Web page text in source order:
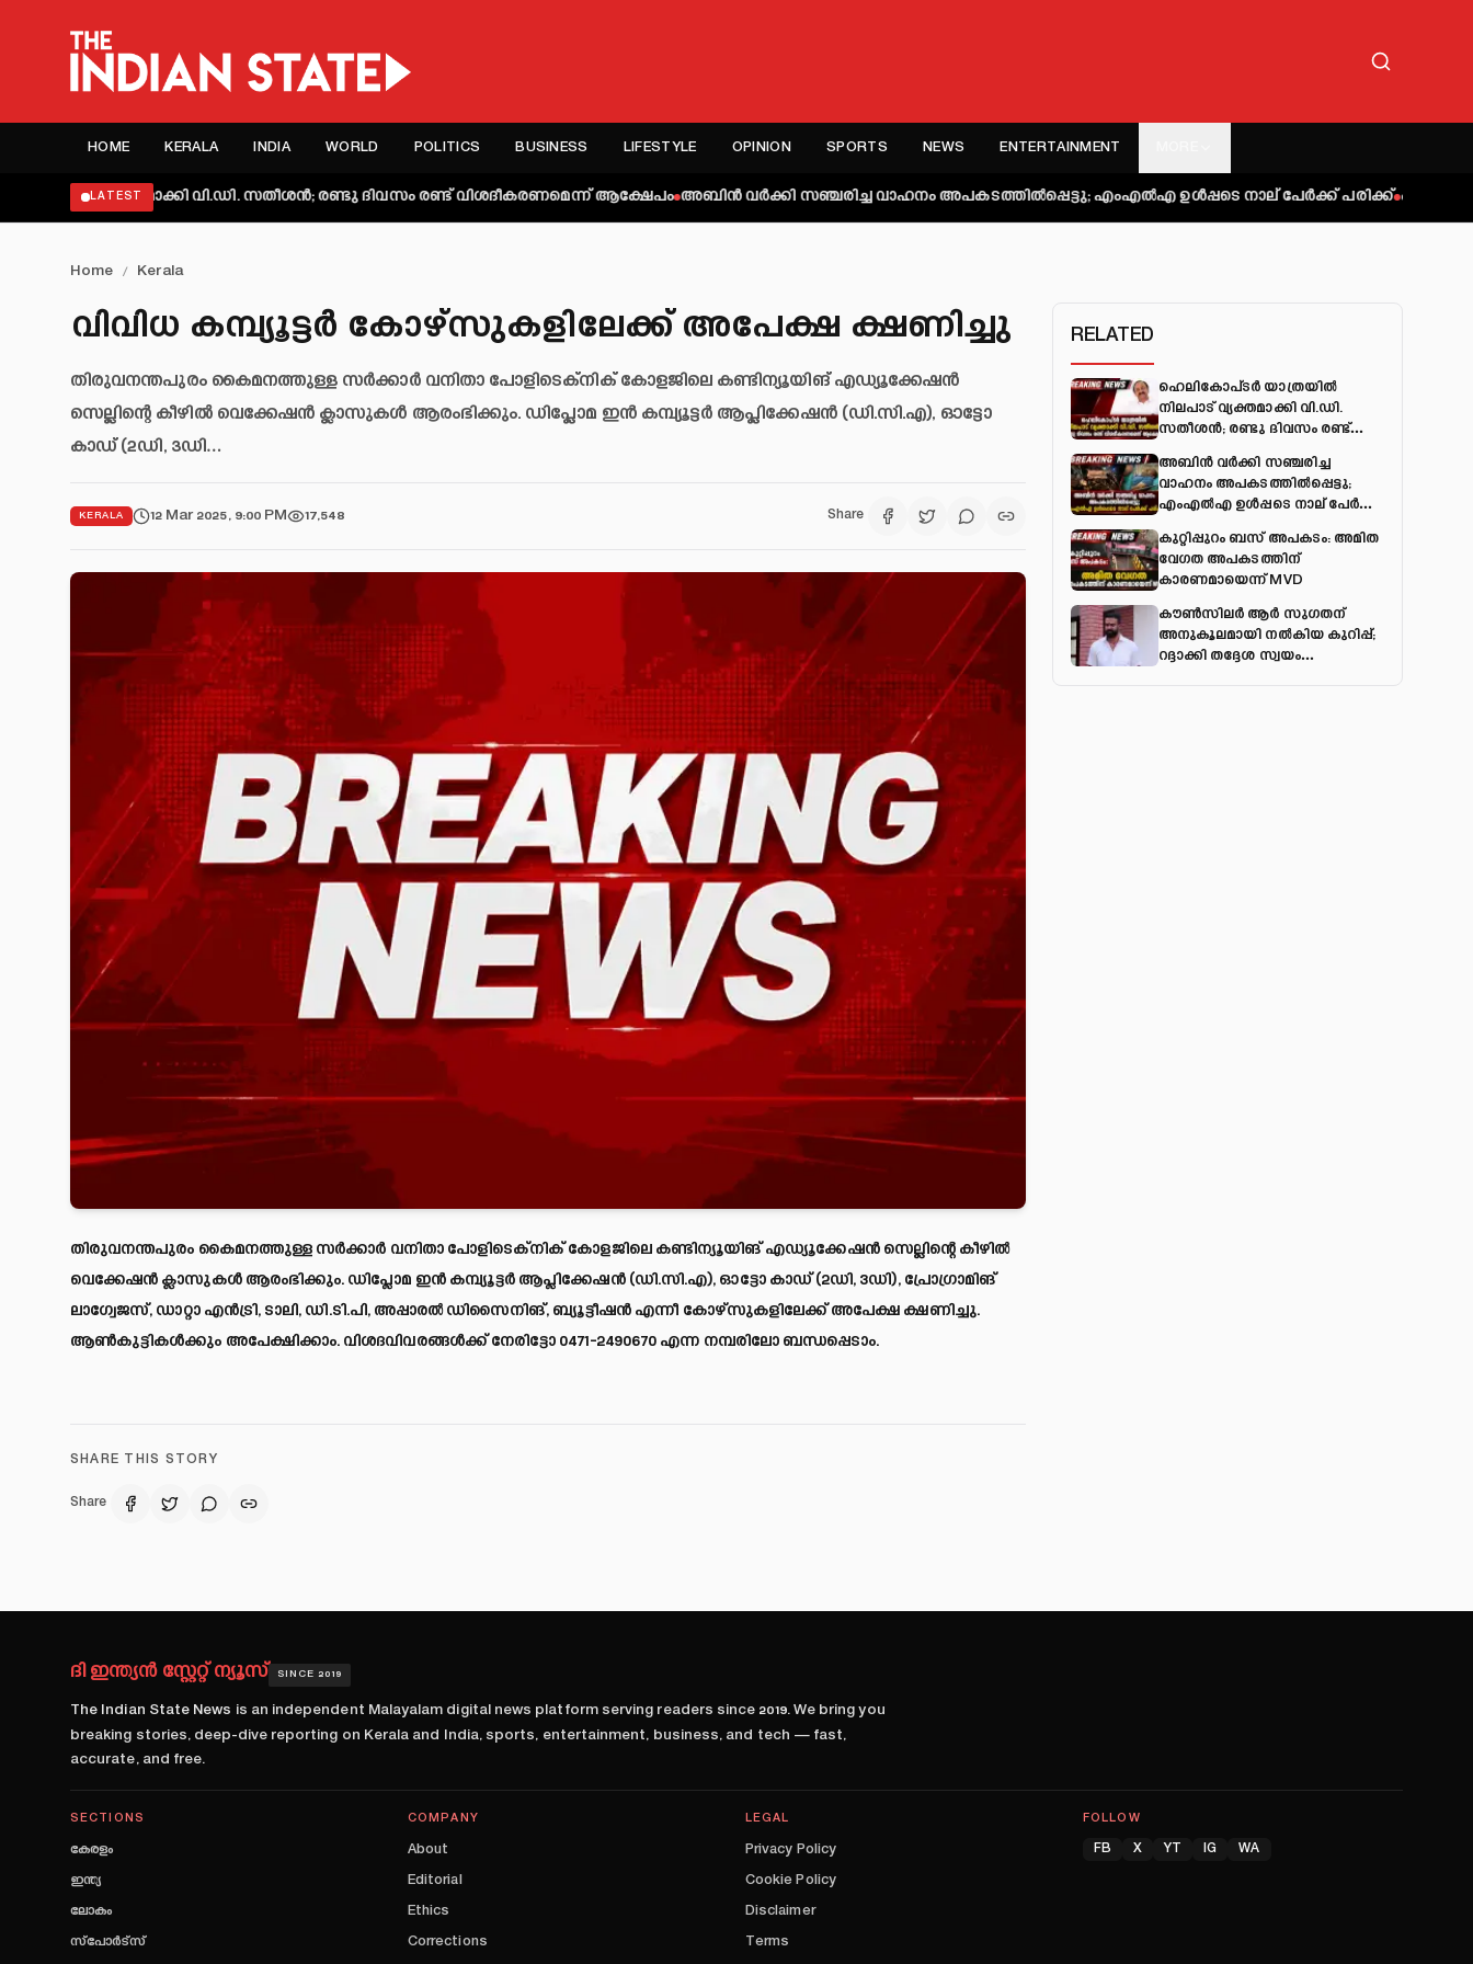
HOME KERALA INDIA WORLD POLITICS BUSINESS LIFESTYLE OPINION SPORTS NEWS ENTERTAINMENT
LATEST
വ്യക്തമാക്കി വി.ഡി. സതീശൻ; രണ്ടു ദിവസം രണ്ട് വിശദീകരണമെന്ന് ആക്ഷേപം അബിന്‍ വര്‍ക്കി സഞ്ചരിച്ച വാഹനം അപകടത്തില്‍പ്പെട്ടു; എംഎല്‍എ ഉള്‍പ്പടെ നാല് പേര്‍ക്ക് പരിക്ക് കുറ്റിപ്പുറം ബസ്
Home / Kerala
വിവിധ കമ്പ്യൂട്ടർ കോഴ്സുകളിലേക്ക് അപേക്ഷ ക്ഷണിച്ചു
തിരുവനന്തപുരം കൈമനത്തുള്ള സർക്കാർ വനിതാ പോളിടെക്നിക് കോളജിലെ കണ്ടിന്യൂയിങ് എഡ്യൂക്കേഷൻ
സെല്ലിന്റെ കീഴിൽ വെക്കേഷൻ ക്ലാസുകൾ ആരംഭിക്കും. ഡിപ്ലോമ ഇൻ കമ്പ്യൂട്ടർ ആപ്ലിക്കേഷൻ (ഡി.സി.എ), ഓട്ടോ
കാഡ് (2ഡി, 3ഡി…
KERALA 12 Mar 2025, 9:00 PM 17,548 Share
തിരുവനന്തപുരം കൈമനത്തുള്ള സർക്കാർ വനിതാ പോളിടെക്നിക് കോളജിലെ കണ്ടിന്യൂയിങ് എഡ്യൂക്കേഷൻ സെല്ലിന്റെ കീഴിൽ
വെക്കേഷൻ ക്ലാസുകൾ ആരംഭിക്കും. ഡിപ്ലോമ ഇൻ കമ്പ്യൂട്ടർ ആപ്ലിക്കേഷൻ (ഡി.സി.എ), ഓട്ടോ കാഡ് (2ഡി, 3ഡി), പ്രോഗ്രാമിങ്
ലാഗ്വേജസ്, ഡാറ്റാ എൻട്രി, ടാലി, ഡി.ടി.പി, അപ്പാരൽ ഡിസൈനിങ്, ബ്യൂട്ടീഷൻ എന്നീ കോഴ്സുകളിലേക്ക് അപേക്ഷ ക്ഷണിച്ചു.
ആൺകുട്ടികൾക്കും അപേക്ഷിക്കാം. വിശദവിവരങ്ങൾക്ക് നേരിട്ടോ 0471-2490670 എന്ന നമ്പരിലോ ബന്ധപ്പെടാം.
SHARE THIS STORY
Share
RELATED
ഹെലികോപ്ടർ യാത്രയിൽ
നിലപാട് വ്യക്തമാക്കി വി.ഡി.
സതീശൻ; രണ്ടു ദിവസം രണ്ട്
അബിന്‍ വര്‍ക്കി സഞ്ചരിച്ച
വാഹനം അപകടത്തില്‍പ്പെട്ടു;
എംഎല്‍എ ഉള്‍പ്പടെ നാല് പേര്‍ക്ക്
കുറ്റിപ്പുറം ബസ് അപകടം: അമിത
വേഗത അപകടത്തിന്
കാരണമായെന്ന് MVD
കൗൺസിലർ ആർ സുഗതന്
അനുകൂലമായി നല്‍കിയ കുറിപ്പ്;
റദ്ദാക്കി തദ്ദേശ സ്വയം
ദി ഇന്ത്യൻ സ്റ്റേറ്റ് ന്യൂസ് SINCE 2019
The Indian State News is an independent Malayalam digital news platform serving readers since 2019. We bring you
breaking stories, deep-dive reporting on Kerala and India, sports, entertainment, business, and tech — fast,
accurate, and free.
SECTIONS
കേരളം
ഇന്ത്യ
ലോകം
സ്പോർട്സ്
COMPANY
About
Editorial
Ethics
Corrections
LEGAL
Privacy Policy
Cookie Policy
Disclaimer
Terms
FOLLOW
FB X YT IG WA